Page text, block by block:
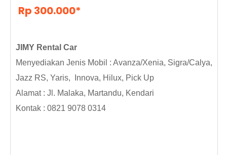
Rp 300.000*
JIMY Rental Car
Menyediakan Jenis Mobil : Avanza/Xenia, Sigra/Calya,
Jazz RS, Yaris, Innova, Hilux, Pick Up
Alamat : Jl. Malaka, Martandu, Kendari
Kontak : 0821 9078 0314